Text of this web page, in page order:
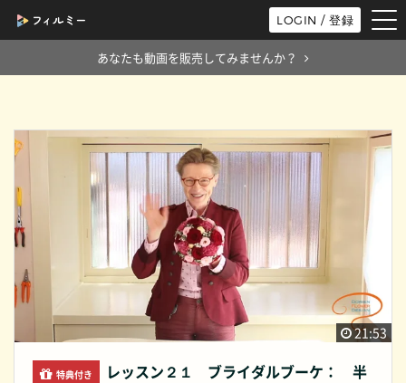
LOGIN / 登録
あなたも動画を販売してみませんか？
21:53
特典付き
レッスン２１ ブライダルブーケ： 半